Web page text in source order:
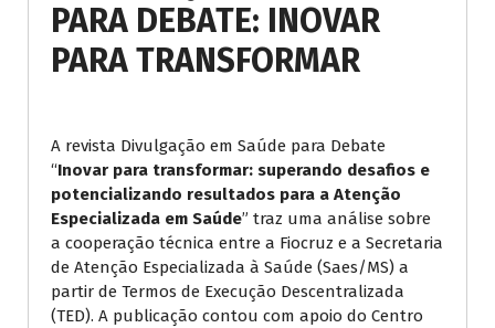
PARA DEBATE: INOVAR
PARA TRANSFORMAR
A revista Divulgação em Saúde para Debate
“Inovar para transformar: superando desafios e
potencializando resultados para a Atenção
Especializada em Saúde” traz uma análise sobre
a cooperação técnica entre a Fiocruz e a Secretaria
de Atenção Especializada à Saúde (Saes/MS) a
partir de Termos de Execução Descentralizada
(TED). A publicação contou com apoio do Centro